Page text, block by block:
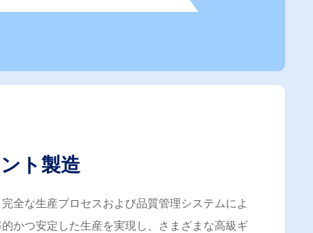
ト製造
全な生産プロセスおよび品質管理システムによ
かつ安定した生産を実現し、さまざまな高級ギ